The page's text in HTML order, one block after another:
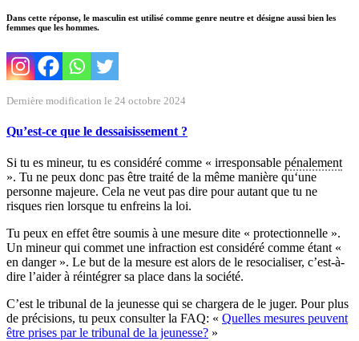
Dans cette réponse, le masculin est utilisé comme genre neutre et désigne aussi bien les
femmes que les hommes.
Dernière modification le 24 octobre 2024
Qu’est-ce que le dessaisissement ?
Si tu es mineur, tu es considéré comme « irresponsable pénalement
». Tu ne peux donc pas être traité de la même manière qu‘une
personne majeure. Cela ne veut pas dire pour autant que tu ne
risques rien lorsque tu enfreins la loi.
Tu peux en effet être soumis à une mesure dite « protectionnelle ».
Un mineur qui commet une infraction est considéré comme étant «
en danger ». Le but de la mesure est alors de le resocialiser, c’est-à-
dire l’aider à réintégrer sa place dans la société.
C’est le tribunal de la jeunesse qui se chargera de le juger. Pour plus
de précisions, tu peux consulter la FAQ: « Quelles mesures peuvent
être prises par le tribunal de la jeunesse? »